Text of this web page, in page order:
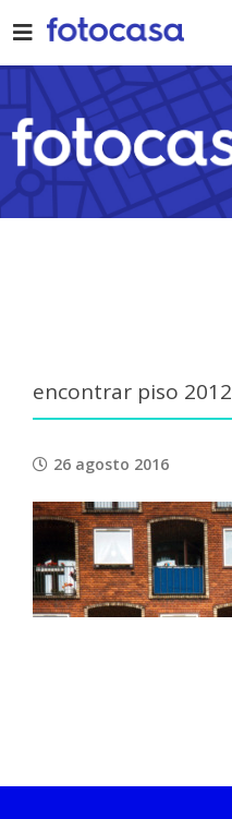
to
content
encontrar piso 2012
26 agosto 2016